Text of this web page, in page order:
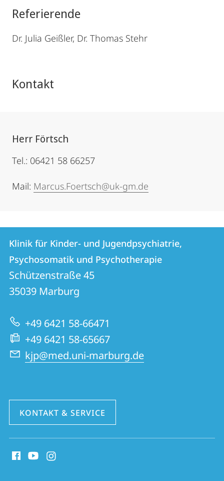
Referierende
Dr. Julia Geißler, Dr. Thomas Stehr
Kontakt
Herr Förtsch
Tel.: 06421 58 66257
Mail: Marcus.Foertsch@uk-gm.de
Kontakt
und
Informationen
zur
Website
Kontaktinformationen
Klinik
für
Kinder-
Jugendpsychiatrie,
Psychosomatik
und
Psychotherapie
Klinik für Kinder- und Jugendpsychiatrie,
Psychosomatik und Psychotherapie
Schützenstraße 45
35039 Marburg
+49 6421 58-66471
+49 6421 58-65667
kjp@med.uni-marburg.de
KONTAKT & SERVICE
Media